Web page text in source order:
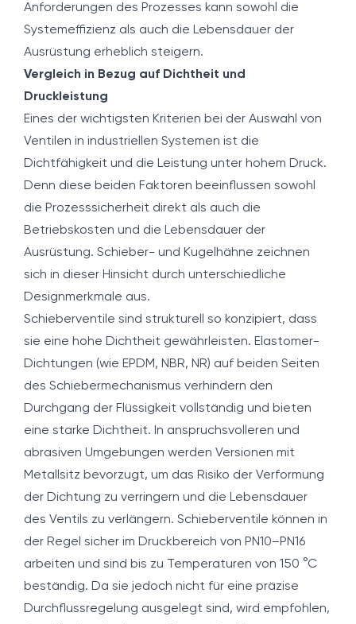
Anforderungen des Prozesses kann sowohl die
Systemeffizienz als auch die Lebensdauer der
Ausrüstung erheblich steigern.
Vergleich in Bezug auf Dichtheit und
Druckleistung
Eines der wichtigsten Kriterien bei der Auswahl von
Ventilen in industriellen Systemen ist die
Dichtfähigkeit und die Leistung unter hohem Druck.
Denn diese beiden Faktoren beeinflussen sowohl
die Prozesssicherheit direkt als auch die
Betriebskosten und die Lebensdauer der
Ausrüstung. Schieber- und Kugelhähne zeichnen
sich in dieser Hinsicht durch unterschiedliche
Designmerkmale aus.
Schieberventile sind strukturell so konzipiert, dass
sie eine hohe Dichtheit gewährleisten. Elastomer-
Dichtungen (wie EPDM, NBR, NR) auf beiden Seiten
des Schiebermechanismus verhindern den
Durchgang der Flüssigkeit vollständig und bieten
eine starke Dichtheit. In anspruchsvolleren und
abrasiven Umgebungen werden Versionen mit
Metallsitz bevorzugt, um das Risiko der Verformung
der Dichtung zu verringern und die Lebensdauer
des Ventils zu verlängern. Schieberventile können in
der Regel sicher im Druckbereich von PN10–PN16
arbeiten und sind bis zu Temperaturen von 150 °C
beständig. Da sie jedoch nicht für eine präzise
Durchflussregelung ausgelegt sind, wird empfohlen,